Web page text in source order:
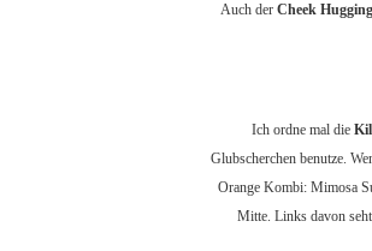
Auch der Cheek
Ich ordne mal die
Glubscherchen benutze.
Orange Kombi: Mimosa
Mitte. Links davon